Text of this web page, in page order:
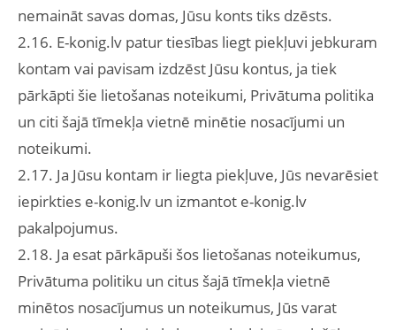
nemaināt savas domas, Jūsu konts tiks dzēsts.
2.16. E-konig.lv patur tiesības liegt piekļuvi jebkuram
kontam vai pavisam izdzēst Jūsu kontus, ja tiek
pārkāpti šie lietošanas noteikumi, Privātuma politika
un citi šajā tīmekļa vietnē minētie nosacījumi un
noteikumi.
2.17. Ja Jūsu kontam ir liegta piekļuve, Jūs nevarēsiet
iepirkties e-konig.lv un izmantot e-konig.lv
pakalpojumus.
2.18. Ja esat pārkāpuši šos lietošanas noteikumus,
Privātuma politiku un citus šajā tīmekļa vietnē
minētos nosacījumus un noteikumus, Jūs varat